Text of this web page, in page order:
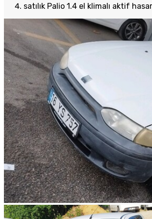
satılık Palio 1.4 el klimalı aktif